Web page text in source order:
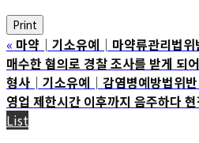
Print
« 마약│기소유예│마약류관리법
매수한 혐의로 경찰 조사를 받게 되
형사│기소유예│감염병예방법위
영업 제한시간 이후까지 음주하다
List